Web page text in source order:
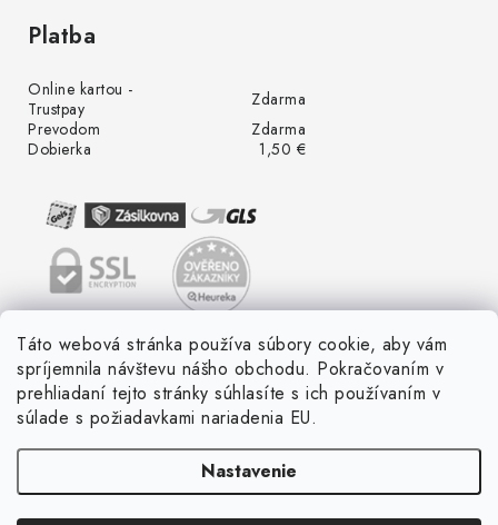
Táto webová stránka používa súbory cookie, aby vám
spríjemnila návštevu nášho obchodu. Pokračovaním v
prehliadaní tejto stránky súhlasíte s ich používaním v
súlade s požiadavkami nariadenia EU.
Nastavenie
Platba
Online kartou -
Trustpay
Zdarma
Prevodom
Zdarma
Dobierka
1,50 €